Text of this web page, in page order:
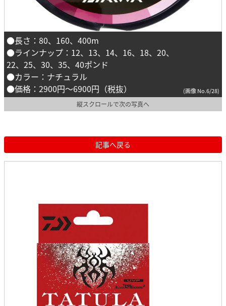
●長さ：80、160、400m
●ラインナップ：12、13、14、16、18、20、
22、25、30、35、40ポンド
●カラー：ナチュラル
●価格：2900円～6900円（税抜）
(画像 No.6/28)
縦スクロールで次の写真へ
記事へ戻る